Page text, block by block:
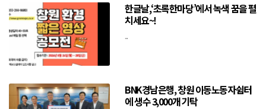
한글날,‘초록한마당’에서 녹색 꿈을 펼
치세요~!
...
BNK경남은행, 창원 이동노동자쉼터
에 생수 3,000개 기탁